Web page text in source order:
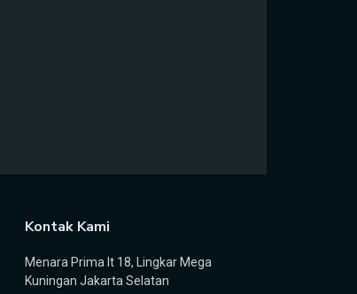
Kontak Kami
Menara Prima lt 18, Lingkar Mega
Kuningan Jakarta Selatan